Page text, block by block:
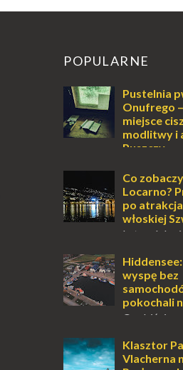
POPULARNE
Pustelnia
Onufrego
miejsce
modlitwy i
Puszczy
Dla jednych to może
ucieczką od świata,
przetrwania lub
życiem. Dla innych to
przebywanie z B...
Co
Locarno?
po
włoskiej
Latem lub
miejsce, które
odwiedzić. Moja zimowa
Locarno gwara...
wyspę bez
pokochali
Osobiście
zawsze mnie fascynuje.
kawałek ziemi pośrodku
Klasztor
Vlacherna